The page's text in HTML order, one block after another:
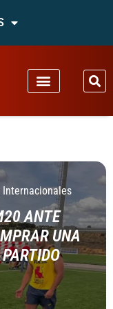
Internacionales
ANTE
UNA